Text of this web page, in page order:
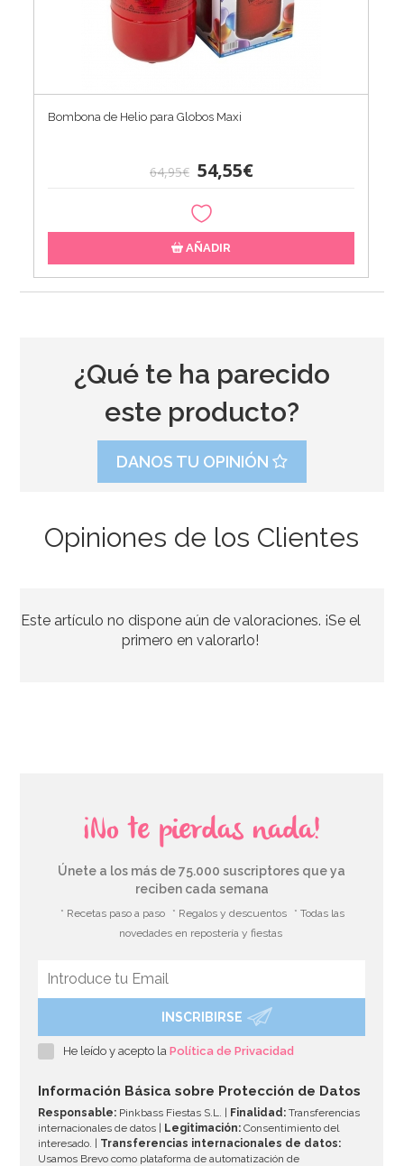
Bombona de Helio para Globos Maxi
64,95€ 54,55€
AÑADIR
37,95€ 33,39€
Marco para Photocall inflable 70 cm
AÑADIR
¿Qué te ha parecido
este producto?
DANOS TU OPINIÓN
Opiniones de los Clientes
Este artículo no dispone aún de valoraciones. ¡Se el
primero en valorarlo!
¡No te pierdas nada!
Únete a los más de 75.000 suscriptores que ya
reciben cada semana
* Recetas paso a paso * Regalos y descuentos
* Todas las
novedades en repostería y fiestas
INSCRIBIRSE
He leído y acepto laPolítica de Privacidad
Información Básica sobre Protección de Datos
Responsable: Pinkbass Fiestas S.L. | Finalidad: Transferencias
internacionales de datos |
Legitimación: Consentimiento del
interesado. | Transferencias internacionales de datos:
Usamos Brevo como plataforma de automatización de